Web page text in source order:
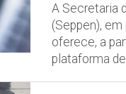
A Secretaria
(Seppen),
oferece, a
plataforma de